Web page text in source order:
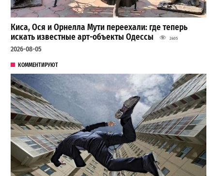
Киса, Ося и Орнелла Мути переехали: где теперь
искать известные арт-объекты Одессы
2405
2026-08-05
КОММЕНТИРУЮТ